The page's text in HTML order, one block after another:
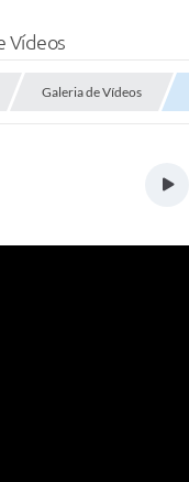
Vídeos
Galeria de Vídeos